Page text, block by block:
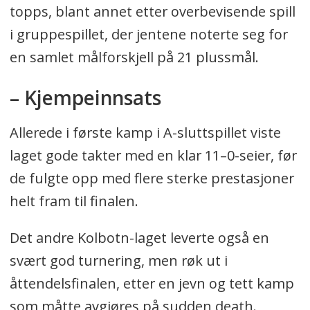
topps, blant annet etter overbevisende spill
i gruppespillet, der jentene noterte seg for
en samlet målforskjell på 21 plussmål.
– Kjempeinnsats
Allerede i første kamp i A-sluttspillet viste
laget gode takter med en klar 11–0-seier, før
de fulgte opp med flere sterke prestasjoner
helt fram til finalen.
Det andre Kolbotn-laget leverte også en
svært god turnering, men røk ut i
åttendelsfinalen, etter en jevn og tett kamp
som måtte avgjøres på sudden death.